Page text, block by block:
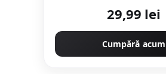
29,99 lei
Cumpără acum